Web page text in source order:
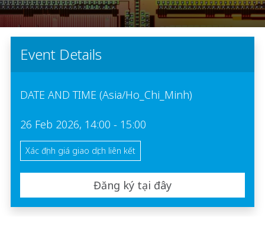
Event Details
DATE AND TIME (Asia/Ho_Chi_Minh)
26 Feb 2026, 14:00 - 15:00
Xác định giá giao dịch liên kết
Đăng ký tại đây